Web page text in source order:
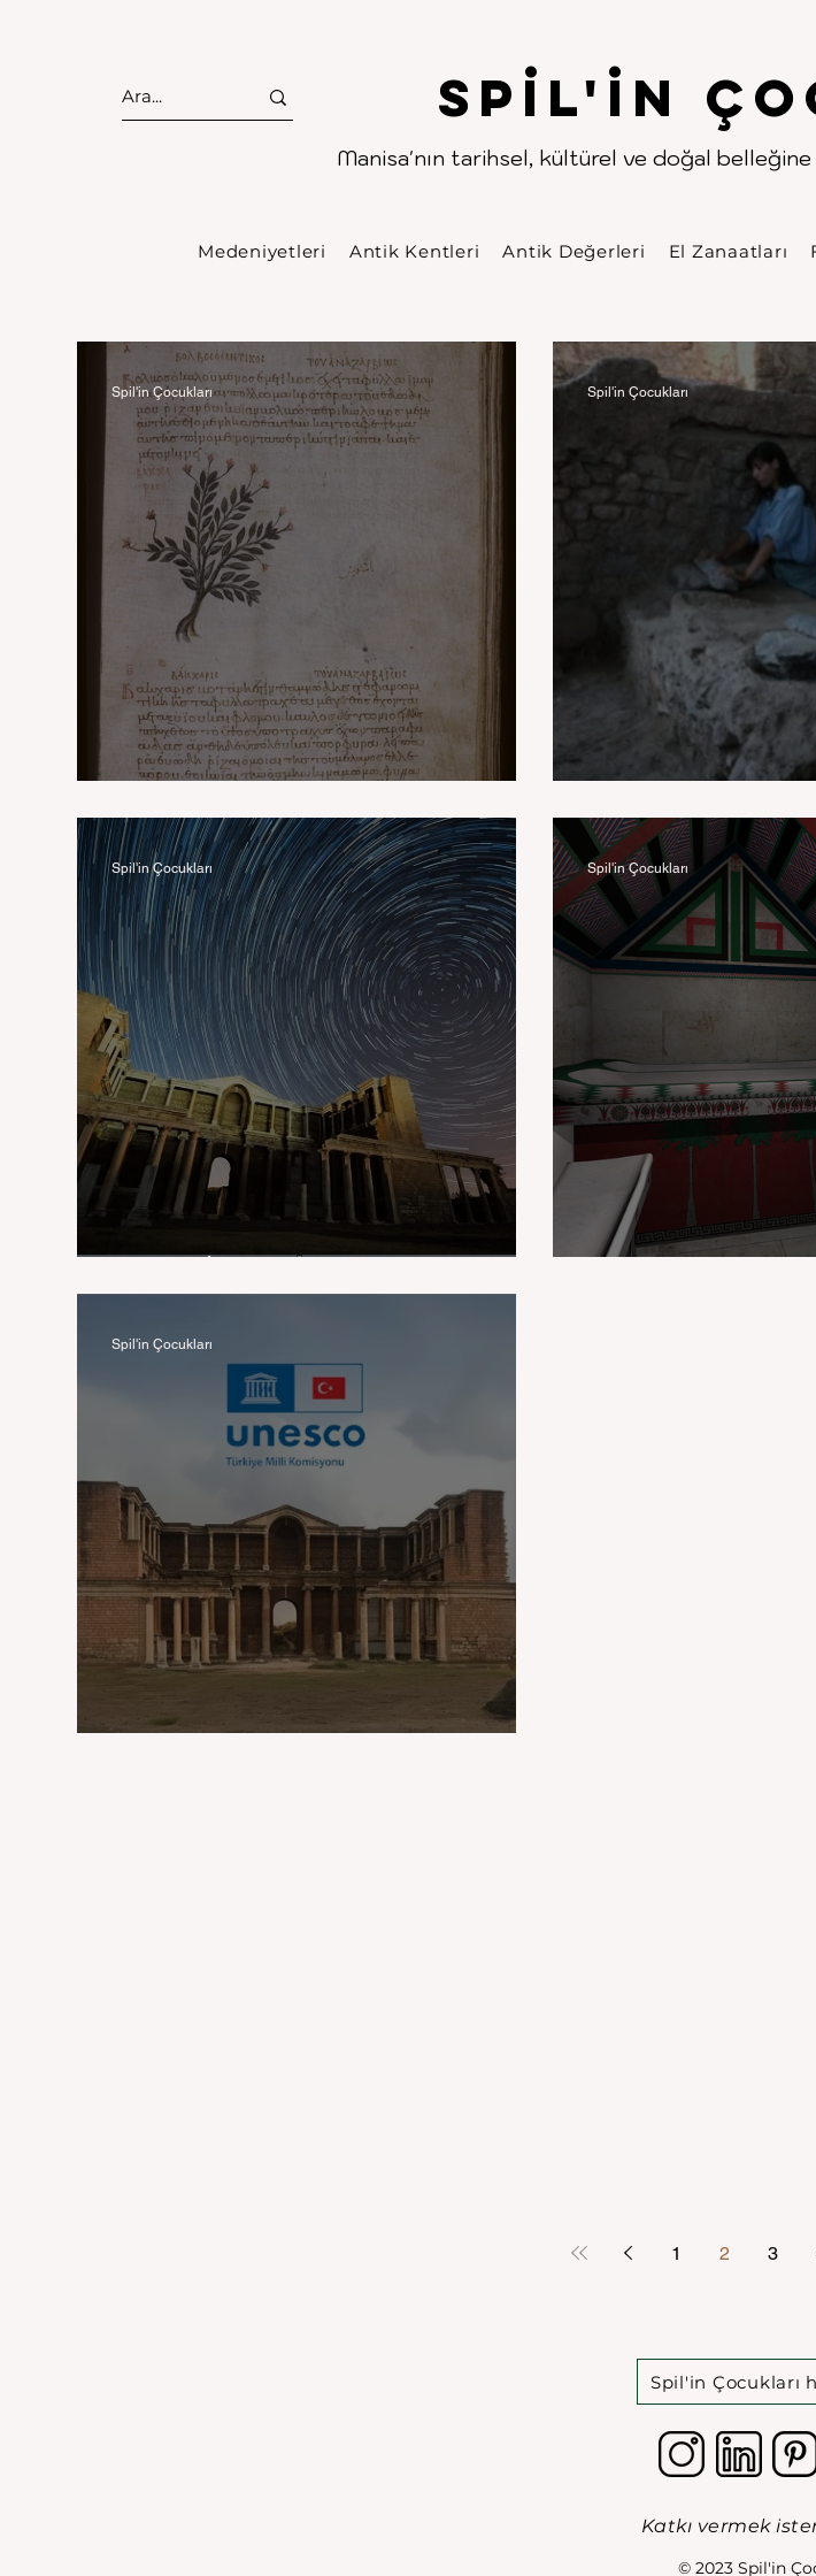
Spıl'in
Manisa'nın tarihsel, kültürel ve doğal
. .
Medeniyetleri Antik Kentleri Antik Değerleri El Zanaatları
Lidya Kozmetiği
Spil'in Çocukları
Lidyalılar ne
Spil'in Çocukları
Sardes'te Meteor Yağmuru
Spil'in Çocukları
Lale Tepe
Spil'in Çocukları
UNESCO Listesinde Manisa
Spil'in Çocukları
1 2 3
Spil'in Çocukları
Katkı vermek
© 2023 Spil'in